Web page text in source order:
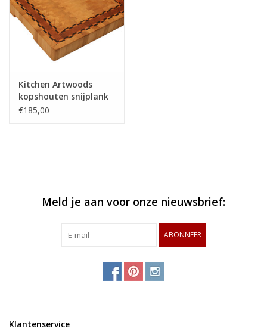
Kitchen Artwoods
kopshouten snijplank
van haagbeuk, kers en
€185,00
Meld je aan voor onze nieuwsbrief:
ABONNEER
Klantenservice